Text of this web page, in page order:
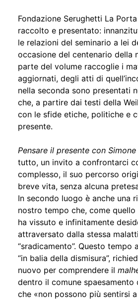
Fondazione Serughetti La
raccolto e presentato:
le relazioni del seminario a lei
occasione del centenario della
parte del volume raccoglie i
aggiornati, degli atti di
nella seconda sono presentati
che, a partire dai testi della
con le sfide etiche, politiche e
presente.
Pensare il presente con Simone
tutto, un invito a confrontarci
complesso, il suo percorso
breve vita, senza alcuna
In secondo luogo è anche una
nostro tempo che, come quello
ha vissuto e infinitamente
attraversato dalla stessa
“sradicamento”. Questo tempo
“in balia della dismisura”,
nuovo per comprendere il
dentro il comune spaesamento
che «non possono più sentirsi